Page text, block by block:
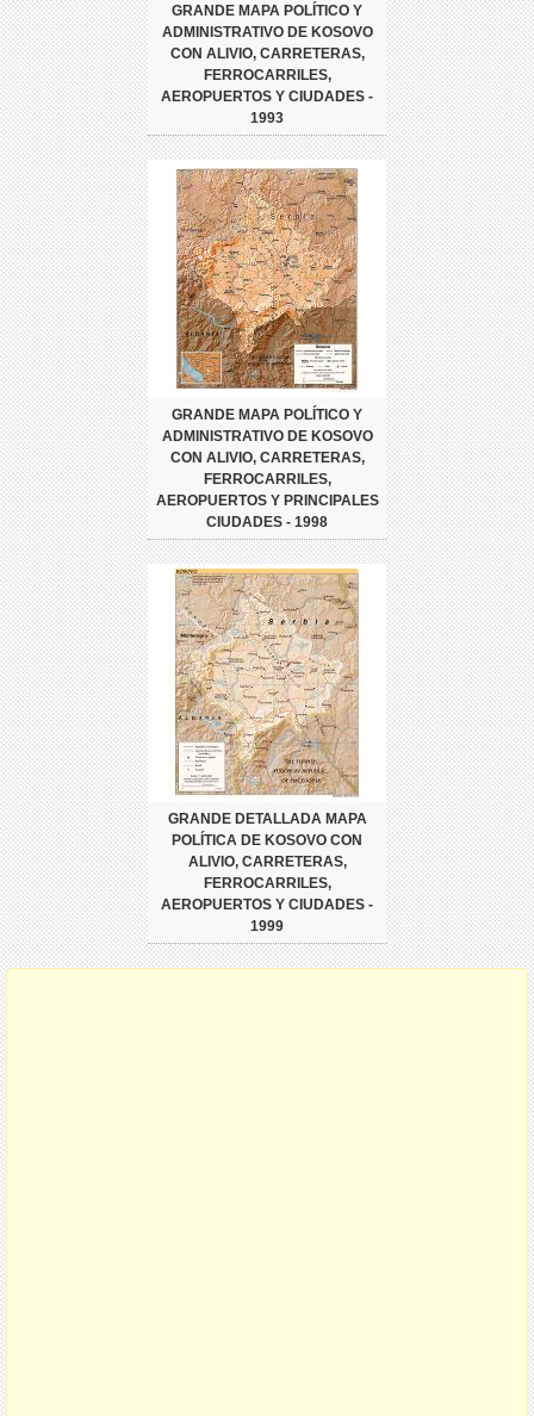
GRANDE MAPA POLÍTICO Y
ADMINISTRATIVO DE KOSOVO
CON ALIVIO, CARRETERAS,
FERROCARRILES,
AEROPUERTOS Y CIUDADES -
1993
GRANDE MAPA POLÍTICO Y
ADMINISTRATIVO DE KOSOVO
CON ALIVIO, CARRETERAS,
FERROCARRILES,
AEROPUERTOS Y PRINCIPALES
CIUDADES - 1998
GRANDE DETALLADA MAPA
POLÍTICA DE KOSOVO CON
ALIVIO, CARRETERAS,
FERROCARRILES,
AEROPUERTOS Y CIUDADES -
1999